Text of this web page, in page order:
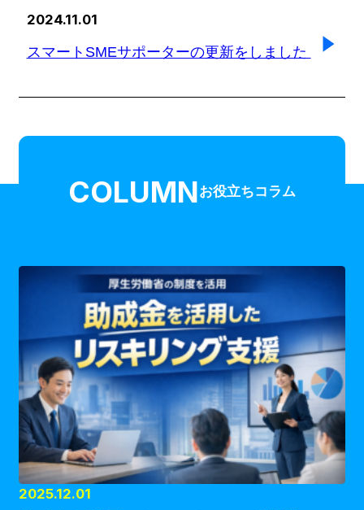
2024.11.01
スマートSMEサポーターの更新をしました
COLUMNお役立ちコラム
2025.12.01